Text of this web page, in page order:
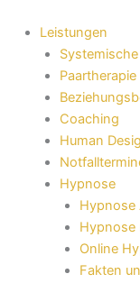
Inhalt
springen
Leistungen
Paartherapie
Coaching
Human
Hypnose
Hypnose
Hypnose
Online
Fakten